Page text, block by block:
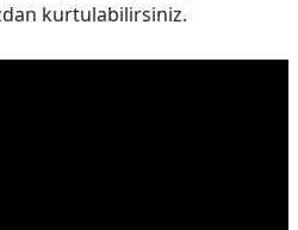
kurtulabilirsiniz.